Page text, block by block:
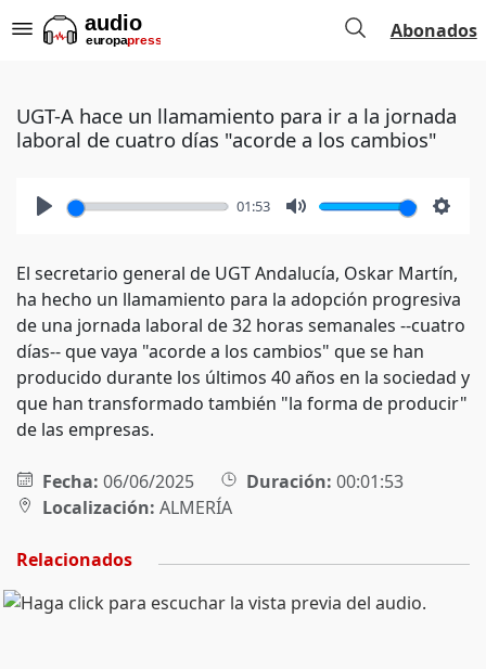
Abonados
UGT-A hace un llamamiento para ir a la jornada
laboral de cuatro días "acorde a los cambios"
01:53
El secretario general de UGT Andalucía, Oskar Martín,
ha hecho un llamamiento para la adopción progresiva
de una jornada laboral de 32 horas semanales --cuatro
días-- que vaya "acorde a los cambios" que se han
producido durante los últimos 40 años en la sociedad y
que han transformado también "la forma de producir"
de las empresas.
Fecha: 06/06/2025 Duración: 00:01:53
Localización: ALMERÍA
Relacionados